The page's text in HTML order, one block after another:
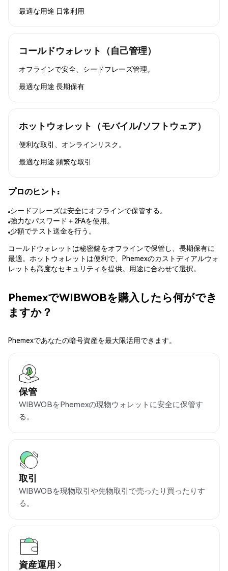
最適な用途 日常利用
コールドウォレット（自己管理）
オフラインで安全、シードフレーズ管理。
最適な用途 長期保有
ホットウォレット（モバイル/ソフトウェア）
便利な取引、オンラインリスク。
最適な用途 頻繁な取引
プロのヒント:
シードフレーズは安全にオフラインで保管する。
強力なパスワード＋2FAを使用。
少額でテスト送金を行う。
コールドウォレットは秘密鍵をオフラインで保管し、長期保有に
最適。ホットウォレットは便利で、Phemexのカストディアルウォ
レットも高度なセキュリティを提供。用途に合わせて選択。
PhemexでWIBWOBを購入したら何ができ
ますか？
Phemexであなたの暗号資産を最大限活用できます。
保管
WIBWOBをPhemexの現物ウォレットに安全に保管す
る。
取引
WIBWOBを現物取引や先物取引で売ったり買ったりす
る。
資産運用